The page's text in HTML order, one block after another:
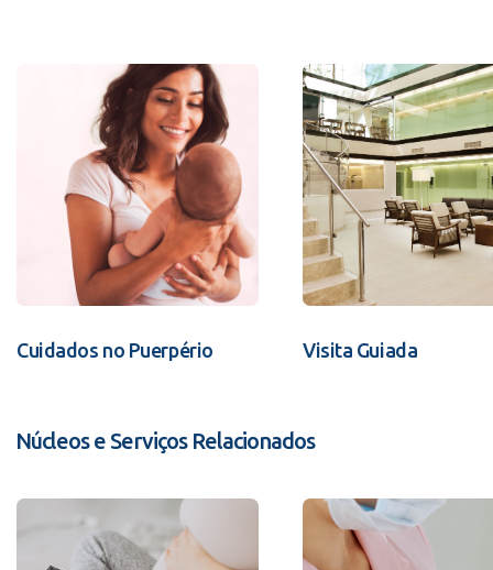
Cuidados no Puerpério Visita Guiada
Núcleos e Serviços Relacionados